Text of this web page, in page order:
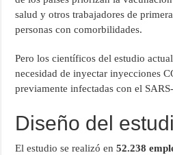
salud y otros trabajadores de
personas con comorbilidades.
Pero los científicos del estudio
necesidad de inyectar inyecciones
previamente infectadas con el
Diseño del
El estudio se realizó en52.238